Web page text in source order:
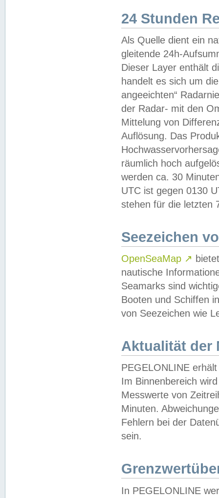
24 Stunden
Als Quelle dient ein
gleitende 24h-
Dieser Layer enthält
handelt es sich um
angeeichten“
der Radar- mit den
Mittelung von
Auflösung. Das
räumlich hoch
werden ca. 30
UTC ist gegen 0130
stehen für die letzten
Seezeichen
OpenSeaMap ↗
nautische
Seamarks sind
Booten und Schiffen
von Seezeichen wie
Aktualität der
PEGELONLINE
Im Binnenbereich
Messwerte von
Minuten.
Fehlern bei der
sein.
In PEGELONLINE